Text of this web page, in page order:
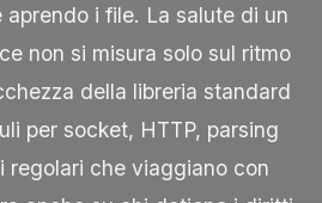
i file. La salute di un
non si misura solo sul ritmo
della libreria standard
per socket, HTTP, parsing
regolari che viaggiano con